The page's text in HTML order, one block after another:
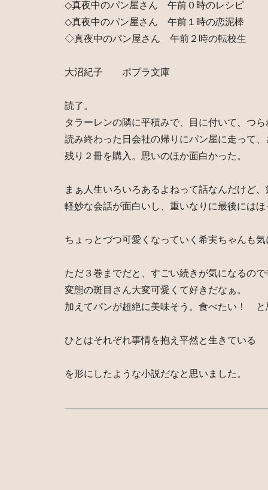
◇真夜中のパン屋さん 午前０時のレシピ
◇真夜中のパン屋さん 午前１時の恋泥棒
◇真夜中のパン屋さん 午前２時の転校生
大沼紀子 ポプラ文庫
読了。
タラーレンの隣に平積みで、目に付いて、つ
読み終わった日会社の帰りにパン屋に走って
残り２冊を購入。思いのほか面白かった。
まぁ人生いろいろあるよねって話なんだけど
軽妙な会話が面白いし、重いなりに最後には
ちょっとづつ可愛くなっていく希実ちゃんも気
ただ３巻までだと、すごい続きが気になるの
変態の斑目さん大変可愛くて好きだなぁ。
加えてパンが超絶に美味そう。食べたい！ と
ひとはそれぞれ事情を抱え平然と生きている
を形にしたような小説だなと思いました。